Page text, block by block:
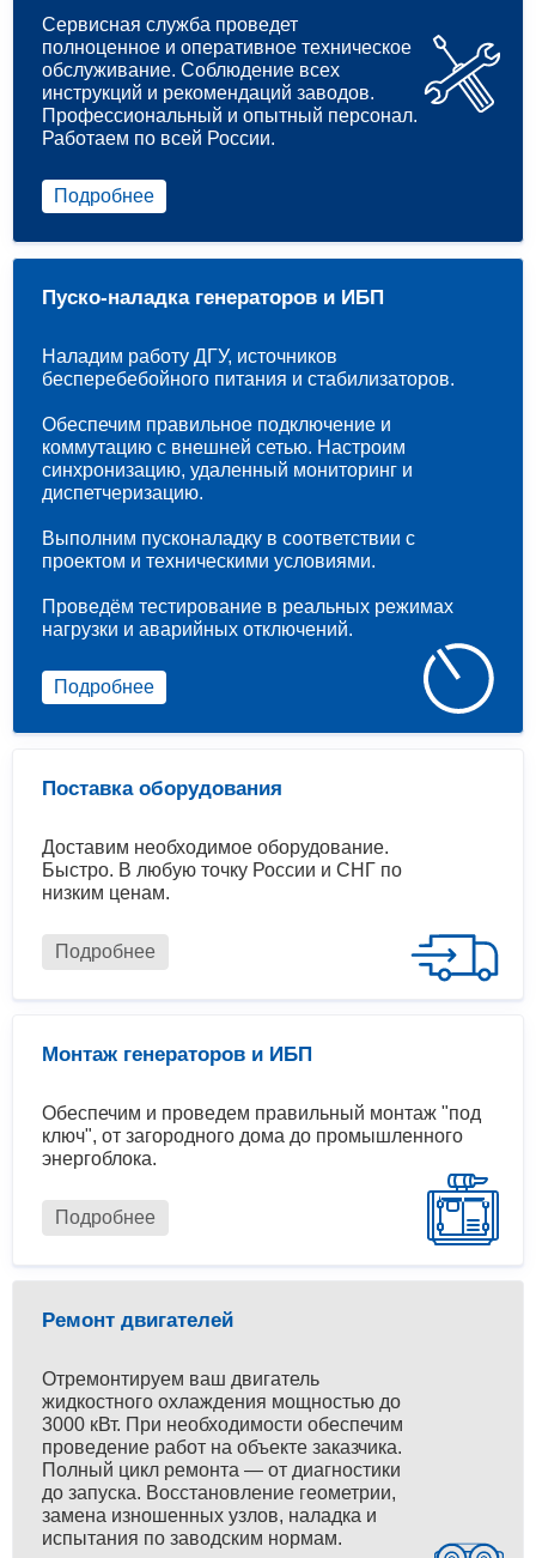
Сервисная служба проведет
полноценное и оперативное техническое
обслуживание. Соблюдение всех
инструкций и рекомендаций заводов.
Профессиональный и опытный персонал.
Работаем по всей России.
Подробнее
Поставка оборудования
Доставим необходимое оборудование.
Быстро. В любую точку России и СНГ по
низким ценам.
Подробнее
Монтаж генераторов и ИБП
Обеспечим и проведем правильный монтаж "под
ключ", от загородного дома до промышленного
энергоблока.
Подробнее
Пуско-наладка генераторов и ИБП
Наладим работу ДГУ, источников
бесперебебойного питания и стабилизаторов.
Обеспечим правильное подключение и
коммутацию с внешней сетью. Настроим
синхронизацию, удаленный мониторинг и
диспетчеризацию.
Выполним пусконаладку в соответствии с
проектом и техническими условиями.
Проведём тестирование в реальных режимах
нагрузки и аварийных отключений.
Подробнее
Ремонт двигателей
Отремонтируем ваш двигатель
жидкостного охлаждения мощностью до
3000 кВт. При необходимости обеспечим
проведение работ на объекте заказчика.
Полный цикл ремонта — от диагностики
до запуска. Восстановление геометрии,
замена изношенных узлов, наладка и
испытания по заводским нормам.